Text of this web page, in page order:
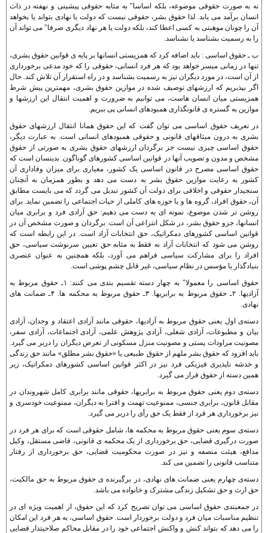
نه به صورت حقوقی موضوعه، بلکه اساسا" به مثابه حقوقی پيشينی و نهفته در ذات
انسان برآمد می يابد. لذا حقوق بشر، حقوقی نيست که دولت يا نهادی بتواند يا بخواهد
آن را چونان موهبتی به کسی اعطا کند، بلکه دولت يا هر نهاد ديگری صرفا" می تواند آن
را به رسميت بشناسد يا نشناسد.
ب ـ حقوق اساسی : بايد اضافه کرد که همزيستی انسانها بر پايه ی قوانين حقوق بشری،
تنها در زمانی ميسر خواهد بود که هر فرد انسانی، حقوقی را که خود مدعی برخورداری
از آن است، در مورد ديگران نيز به رسميت بشناسد و در راه استقرار آن تلاش کند. حال
اگر بپذيريم که ارزشهای توصيف شده در موازين حقوق بشری، مهمترين پيش شرط
همزيستی ميان انسان هاست، می توانيم به ضرورت و اهميت انتقال اين ارزشها و
موازين به گستره ی قانونگذاری همبودهای انسانی پی ببريم.
در تعريف حقوق اساسی می توان گفت که اين حقوق همانا انتقال ارزشهای حقوق
بشری به درون ميثاقهای قانونی و حقوقی همبودهای انسانی است. به عبارت ديگر،
حقوق اساسی چيزی نيست جز برگردان ارزشهای حقوق بشری به صورتی از حقوق
مشخص و مدون و تصويب آنها در قوانين اساسی کشورهای گوناگون. بدينسان است که
حقوق اساسی مصرح در قانون اساسی يک کشور، معياری برای ميزان وفاداری آن
کشور به رعايت موازين حقوق بشر به دست می دهد و بطور همزمان به آنچنان
سنجيدار حقوقی و اخلاقی برای دولت آن کشور تبديل می گردد که می بايست مطابق
آن، حقوق افراد، گروه ها و يا حوزه های کاملی از حيات اجتماعی را تضمين نمايد. برای
روشن تر شدن موضوع، نمونه ای به دست می دهيم: حق آزادی فرد و برابری ميان
انسانها، جزو حقوق بشر، در شکل انتزاعی آن است. برگردان و صورت مشخص آن در
قوانين اساسی کشورهای دمکراتيک، حق انتخابات آزاد است. در اين رابطه است که
روشن می شود که انتخابات آزاد نه فقط به مثابه حق تعيين سرنوشت سياسی، حق
افراد را برای مشارکت سياسی فراهم می آورد، بلکه همچنين به عنوان عنصری
بنيادگذار يا مؤسس در نظام سياسی، غير قابل چشم پوشی است.
حقوق اساسی را معمولا" به چهار دسته تقسيم بندی می کنند: ۱ـ حقوق مربوط به
آزاديها. ۲ـ حقوق مربوط به برابريها. ۳ـ حقوق مربوط به محکمه ها. ۴ـ ضمانت های
نهادی.
دسته‌ی اول يعنی حقوق مربوط به آزاديها، حقوقی مانند آزادی اعتقاد و وجدان، آزادی
بيان و مطبوعات، آزادی شغلی، آزادی پژوهش علمی، آزادی اجتماعات، آزادی سفر،
مصونيت مراودات پستی و مصونيت منزل مسکونی از تعرض ديگران را دربر می گيرد.
بايد افزود که حقوق بشر ملهم از حقوق طبيعی يا «حقوق بشر مطلق» مانند حق زندگی
و خدشه ناپذيری فيزيکی فرد نيز در اکثر قوانين اساسی کشورهای دمکراتيک، زير
همين دسته از حقوق قرار می گيرد.
دسته‌ی دوم يعنی حقوق مربوط به برابريها، حقوقی مانند برابری کامل شهروندان در
مقابل قانون، برابری جنسی، ممنوعيت تهمت و افترا به ديگران، ممنوعيت خودسری و
نيز برخورداری هر فرد از فقط يک حق رأی را دربر می گيرد.
دسته‌ی سوم يعنی حقوق مربوط به محکمه ها، شامل حقوقی است که برای هر فرد در
صورت درگيری قضايی، حق برخورداری از يک محکمه ی قانونی، قاضی مستقل، وکيل
مدافع، هيئت منصفه و نيز در صورت محکوميت قضايی، حق برخورداری از رفتار
متناسب قانونی را تضمين می کند.
دسته‌ی چهارم يعنی ضمانت های نهادی، در برگيرنده ی حقوق مربوط به حق مالکيت،
حق ارث و حق تشکيل زندگی مشترک و خانواده می باشد.
در جمعبندی حقوق اساسی می توان تصريح کرد که اين حقوق، از اهميت ويژه ای در
تنظيم مناسبات ميان فرد و دولت برخوردار است. حقوق اساسی، به هر فرد اين امکان
را می دهد که بتواند کنش و واکنش اجتماعی خود را در مقابل محاکم صلاحيتدار قضايی